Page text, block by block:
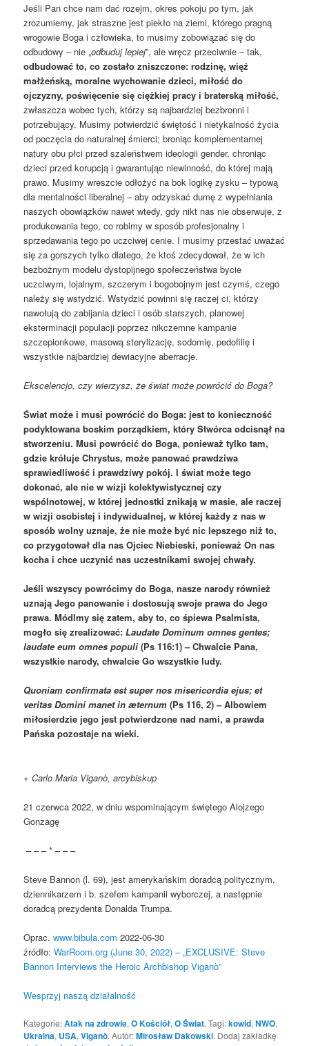
Jeśli Pan chce nam dać rozejm, okres pokoju po tym, jak
zrozumiemy, jak straszne jest piekło na ziemi, którego pragną
wrogowie Boga i człowieka, to musimy zobowiązać się do
odbudowy – nie „odbuduj lepiej”, ale wręcz przeciwnie – tak,
odbudować to, co zostało zniszczone: rodzinę, więź
małżeńską, moralne wychowanie dzieci, miłość do
ojczyzny, poświęcenie się ciężkiej pracy i braterską miłość,
zwłaszcza wobec tych, którzy są najbardziej bezbronni i
potrzebujący. Musimy potwierdzić świętość i nietykalność życia
od poczęcia do naturalnej śmierci; broniąc komplementarnej
natury obu płci przed szaleństwem ideologii gender, chroniąc
dzieci przed korupcją i gwarantując niewinność, do której mają
prawo. Musimy wreszcie odłożyć na bok logikę zysku – typową
dla mentalności liberalnej – aby odzyskać dumę z wypełniania
naszych obowiązków nawet wtedy, gdy nikt nas nie obserwuje, z
produkowania tego, co robimy w sposób profesjonalny i
sprzedawania tego po uczciwej cenie. I musimy przestać uważać
się za gorszych tylko dlatego, że ktoś zdecydował, że w ich
bezbożnym modelu dystopijnego społeczeństwa bycie
uczciwym, lojalnym, szczerym i bogobojnym jest czymś, czego
należy się wstydzić. Wstydzić powinni się raczej ci, którzy
nawołują do zabijania dzieci i osób starszych, planowej
eksterminacji populacji poprzez nikczemne kampanie
szczepionkowe, masową sterylizację, sodomię, pedofilię i
wszystkie najbardziej dewiacyjne aberracje.
Ekscelencjo, czy wierzysz, że świat może powrócić do Boga?
Świat może i musi powrócić do Boga: jest to konieczność
podyktowana boskim porządkiem, który Stwórca odcisnął na
stworzeniu. Musi powrócić do Boga, ponieważ tylko tam,
gdzie króluje Chrystus, może panować prawdziwa
sprawiedliwość i prawdziwy pokój. I świat może tego
dokonać, ale nie w wizji kolektywistycznej czy
wspólnotowej, w której jednostki znikają w masie, ale raczej
w wizji osobistej i indywidualnej, w której każdy z nas w
sposób wolny uznaje, że nie może być nic lepszego niż to,
co przygotował dla nas Ojciec Niebieski, ponieważ On nas
kocha i chce uczynić nas uczestnikami swojej chwały.
Jeśli wszyscy powrócimy do Boga, nasze narody również
uznają Jego panowanie i dostosują swoje prawa do Jego
prawa. Módlmy się zatem, aby to, co śpiewa Psalmista,
mogło się zrealizować:Laudate Dominum omnes gentes;
laudate eum omnes populi (Ps 116:1) – Chwalcie Pana,
wszystkie narody, chwalcie Go wszystkie ludy.
Quoniam confirmata est super nos misericordia ejus; et
veritas Domini manet in æternum (Ps 116, 2) – Albowiem
miłosierdzie jego jest potwierdzone nad nami, a prawda
Pańska pozostaje na wieki.
+ Carlo Maria Viganò, arcybiskup
21 czerwca 2022, w dniu wspominającym świętego Alojzego
Gonzagę
– – – * – – –
Steve Bannon (l. 69), jest amerykańskim doradcą politycznym,
dziennikarzem i b. szefem kampanii wyborczej, a następnie
doradcą prezydenta Donalda Trumpa.
Oprac.www.bibula.com 2022-06-30
źródło:WarRoom.org (June 30, 2022) – „EXCLUSIVE: Steve
Bannon Interviews the Heroic Archbishop Viganò”
Wesprzyj naszą działalność
Kategorie:Atak na zdrowie,O Kościół,O Świat. Tagi:kowid,NWO,
Ukraina, USA,Viganò. Autor:Mirosław Dakowski. Dodaj zakładkę